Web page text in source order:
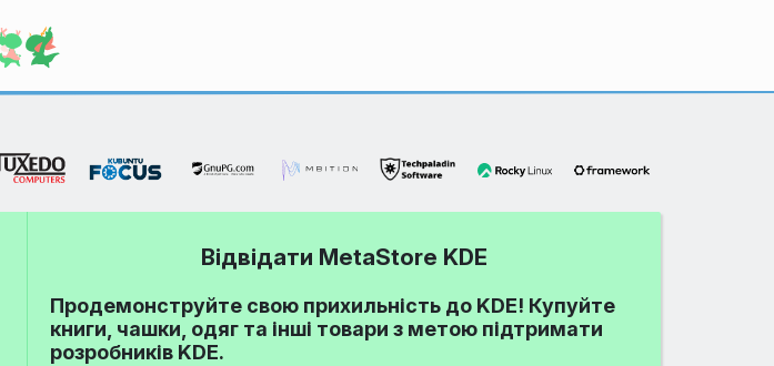
Відвідати MetaStore KDE
Продемонструйте свою прихильність до KDE! Купуйте
книги, чашки, одяг та інші товари з метою підтримати
розробників KDE.